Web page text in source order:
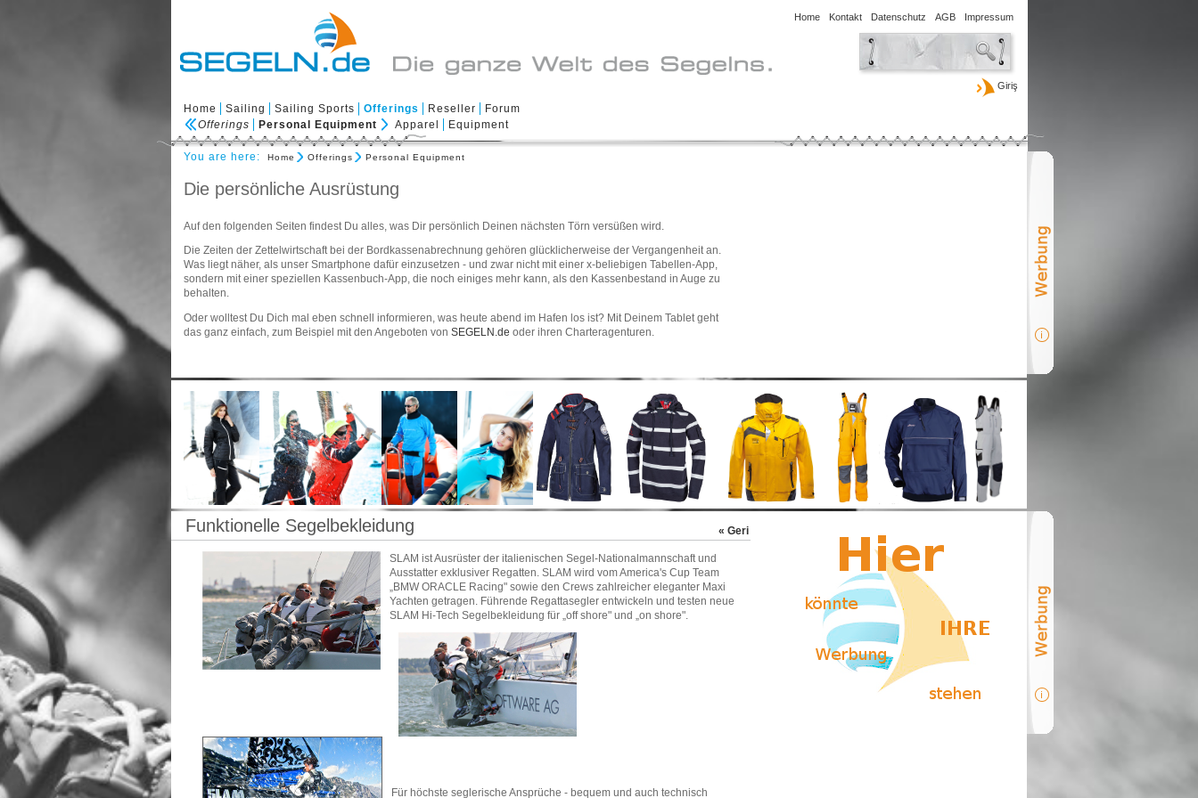
Impressum
AGB
Datenschutz
Kontakt
Home
Giriş
Home Sailing Sailing Sports Offerings Reseller
Forum
Offerings
Personal Equipment Apparel Equipment
You are here: Home Offerings Personal Equipment
Die persönliche Ausrüstung
Auf den folgenden Seiten findest Du alles, was Dir persönlich Deinen nächsten Törn versüßen wird.
Die Zeiten der Zettelwirtschaft bei der Bordkassenabrechnung gehören glücklicherweise der Vergangenheit an.
Was liegt näher, als unser Smartphone dafür einzusetzen - und zwar nicht mit einer x-beliebigen Tabellen-App,
sondern mit einer speziellen Kassenbuch-App, die noch einiges mehr kann, als den Kassenbestand in Auge zu
behalten.
Oder wolltest Du Dich mal eben schnell informieren, was heute abend im Hafen los ist? Mit Deinem Tablet geht
das ganz einfach, zum Beispiel mit den Angeboten von SEGELN.de oder ihren Charteragenturen.
« Geri
Funktionelle Segelbekleidung
SLAM ist Ausrüster der italienischen Segel-Nationalmannschaft und
Ausstatter exklusiver Regatten. SLAM wird vom America's Cup Team
„BMW ORACLE Racing" sowie den Crews zahlreicher eleganter Maxi
Yachten getragen. Führende Regattasegler entwickeln und testen neue
SLAM Hi-Tech Segelbekleidung für „off shore" und „on shore".
Für höchste seglerische Ansprüche - bequem und auch technisch